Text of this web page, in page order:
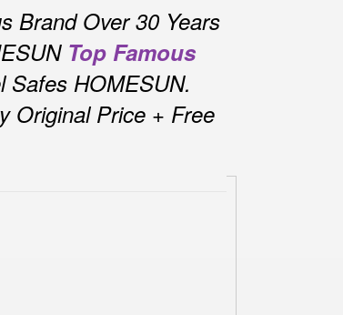
Brand Over 30 Years
Top Famous
Safes HOMESUN.
Original Price + Free